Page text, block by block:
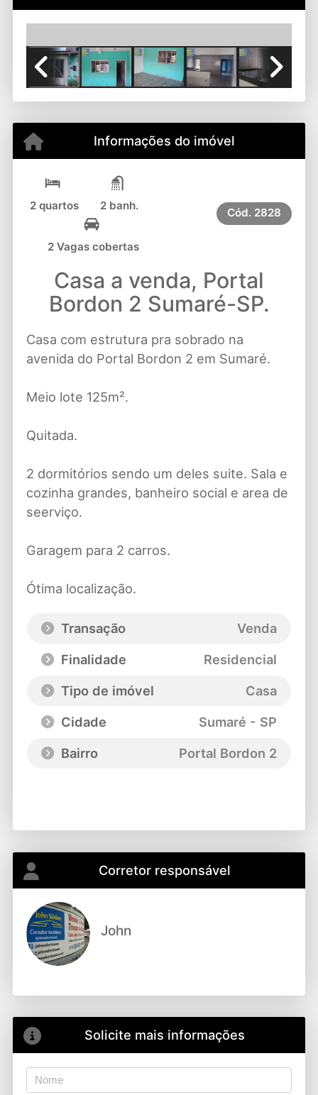
Previous Next
Informações do imóvel
2 quartos 2 banh.
2 Vagas cobertas
Cód. 2828
Casa a venda, Portal
Bordon 2 Sumaré-SP.
Casa com estrutura pra sobrado na
avenida do Portal Bordon 2 em Sumaré.
Meio lote 125m².
Quitada.
2 dormitórios sendo um deles suite. Sala e
cozinha grandes, banheiro social e area de
seerviço.
Garagem para 2 carros.
Ótima localização.
Transação
Venda
Finalidade
Residencial
Tipo de imóvel
Casa
Cidade
Sumaré - SP
Bairro
Portal Bordon 2
Corretor responsável
John
Solicite mais informações